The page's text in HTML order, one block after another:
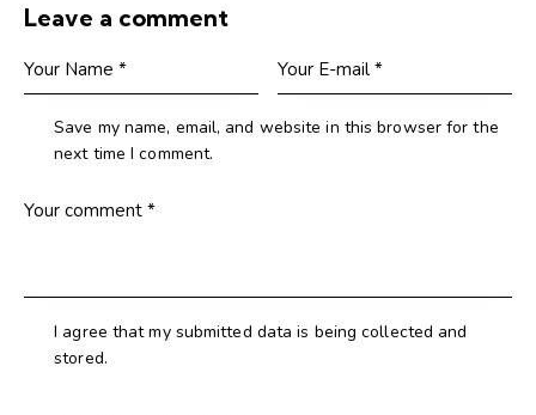
Leave a comment
Save my name, email, and website in this browser for the
next time I comment.
I agree that my submitted data is being collected and
stored.